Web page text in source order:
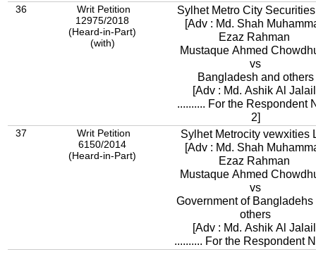
36
Writ Petition
12975/2018
(Heard-in-Part)
(with)
Sylhet Metro City
[Adv : Md. Shah
Ezaz Rahman
Mustaque Ahmed
vs
Bangladesh and others
[Adv : Md. Ashik Al
.......... For the Respondent
2]
37
Writ Petition
6150/2014
(Heard-in-Part)
Sylhet Metrocity vewxities
[Adv : Md. Shah
Ezaz Rahman
Mustaque Ahmed
vs
Government of Bangladehs
others
[Adv : Md. Ashik Al
.......... For the Respondent